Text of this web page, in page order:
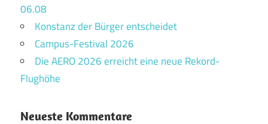
06.08
Konstanz der Bürger entscheidet
Campus-Festival 2026
Die AERO 2026 erreicht eine neue Rekord-
Flughöhe
Neueste Kommentare